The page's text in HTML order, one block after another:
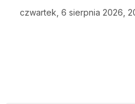
czwartek, 6 sierpnia 2026,